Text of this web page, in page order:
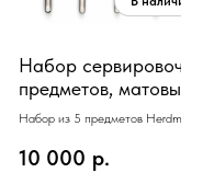
Набор
предметов, матовый,
18/10
Набор из 5 предметов Herdmar
сервировочные вилка, ложка,
10 000 р.